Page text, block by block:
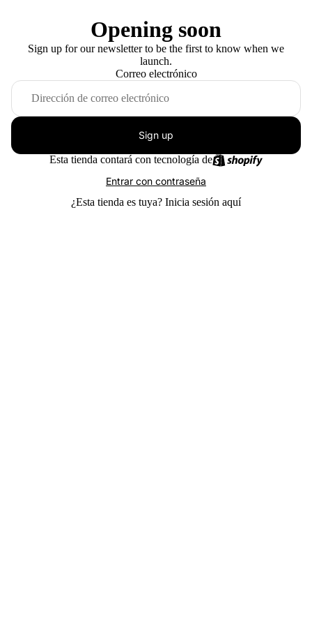
Opening soon
Sign up for our newsletter to be the first to know when we
launch.
Correo electrónico
Sign up
Esta tienda contará con tecnología de
Entrar con contraseña
¿Esta tienda es tuya? Inicia sesión aquí